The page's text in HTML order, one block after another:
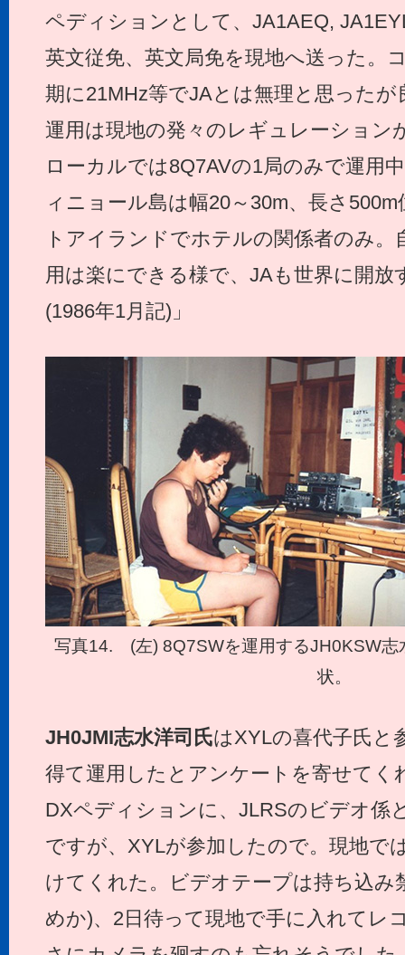
ペディションとして、JA1AEQ,
英文従免、英文局免を現地へ送った。
期に21MHz等でJAとは無理と思った
運用は現地の発々のレギュレーション
ローカルでは8Q7AVの1局のみで運用
ィニョール島は幅20～30m、長さ
トアイランドでホテルの関係者のみ。
用は楽にできる様で、JAも世界に開
(1986年1月記)」
写真14. (左) 8Q7SWを運用するJH0KSW志
状。
JH0JMI志水洋司氏はXYLの喜代子氏と
得て運用したとアンケートを寄せてく
DXペディションに、JLRSのビデオ係
ですが、XYLが参加したので。現地で
けてくれた。ビデオテープは持ち込み
めか)、2日待って現地で手に入れてレ